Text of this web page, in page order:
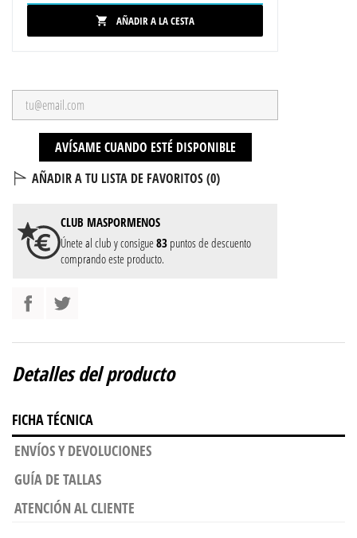
 AÑADIR A LA CESTA
AVÍSAME CUANDO ESTÉ DISPONIBLE
AÑADIR A TU LISTA DE FAVORITOS (0)
CLUB MASPORMENOS
Únete al club y consigue83 puntos de descuento
comprando este producto.
Detalles del producto
FICHA TÉCNICA
ENVÍOS Y DEVOLUCIONES
GUÍA DE TALLAS
ATENCIÓN AL CLIENTE